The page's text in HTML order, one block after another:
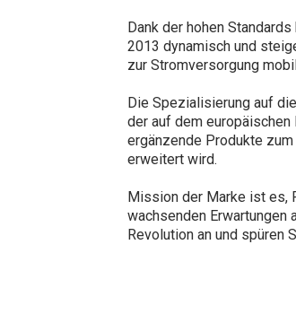
Dank der hohen
2013 dynamisch und
zur Stromversorgung
Die Spezialisierung auf
der auf dem
ergänzende Produkte
erweitert wird.
Mission der Marke ist es,
wachsenden Erwartungen
Revolution an und spüren